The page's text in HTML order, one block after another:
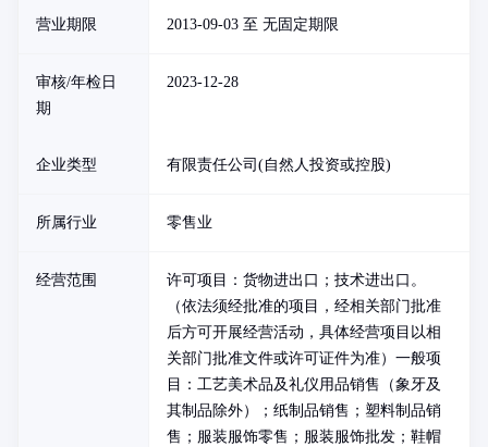
营业期限 2013-09-03 至 无固定期限
审核/年检日
期
2023-12-28
企业类型 有限责任公司(自然人投资或控股)
所属行业 零售业
经营范围
许可项目：货物进出口；技术进出口。
（依法须经批准的项目，经相关部门批准
后方可开展经营活动，具体经营项目以相
关部门批准文件或许可证件为准）一般项
目：工艺美术品及礼仪用品销售（象牙及
其制品除外）；纸制品销售；塑料制品销
售；服装服饰零售；服装服饰批发；鞋帽